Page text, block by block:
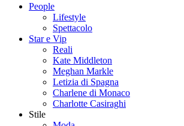
People
Lifestyle
Spettacolo
Star e Vip
Reali
Kate Middleton
Meghan Markle
Letizia di Spagna
Charlene di Monaco
Charlotte Casiraghi
Stile